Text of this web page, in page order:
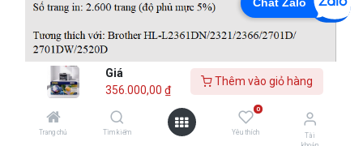
Giá
356.000,00 ₫
Thêm vào giỏ hàng
Trang chủ Tìm kiếm
0
Yêu thích
Tài